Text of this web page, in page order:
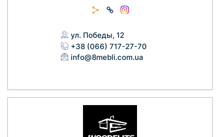
ул. Победы, 12
+38 (066) 717-27-70
info@8mebli.com.ua